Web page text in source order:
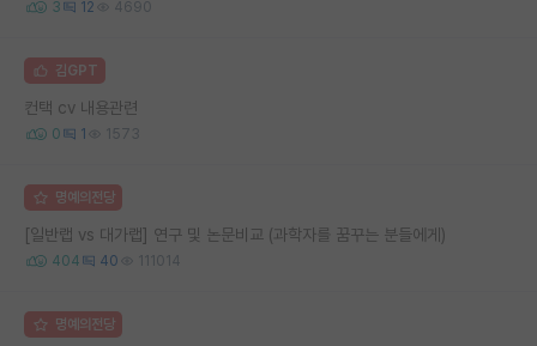
3 12 4690
김GPT
컨택 cv 내용관련
0 1 1573
명예의전당
[일반랩 vs 대가랩] 연구 및 논문비교 (과학자를 꿈꾸는 분들에게)
404 40 111014
명예의전당